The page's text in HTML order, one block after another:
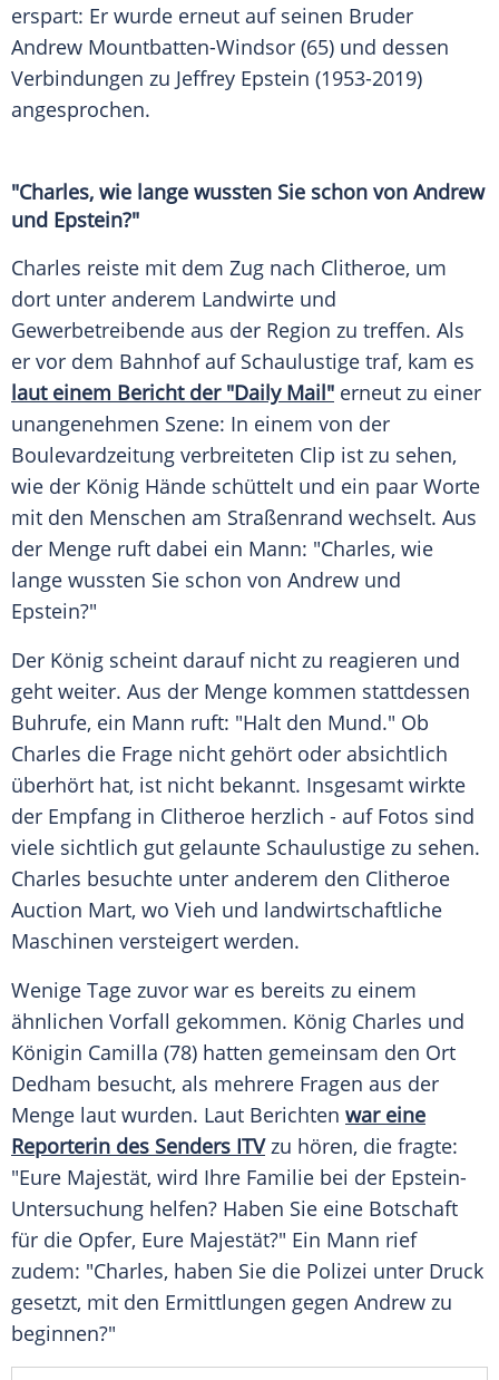
erspart: Er wurde erneut auf seinen Bruder
Andrew Mountbatten-Windsor (65) und dessen
Verbindungen zu Jeffrey Epstein (1953-2019)
angesprochen.
"Charles, wie lange wussten Sie schon von Andrew
und Epstein?"
Charles reiste mit dem Zug nach Clitheroe, um
dort unter anderem Landwirte und
Gewerbetreibende aus der Region zu treffen. Als
er vor dem Bahnhof auf Schaulustige traf, kam es
laut einem Bericht der "Daily Mail" erneut zu einer
unangenehmen Szene: In einem von der
Boulevardzeitung verbreiteten Clip ist zu sehen,
wie der König Hände schüttelt und ein paar Worte
mit den Menschen am Straßenrand wechselt. Aus
der Menge ruft dabei ein Mann: "Charles, wie
lange wussten Sie schon von Andrew und
Epstein?"
Der König scheint darauf nicht zu reagieren und
geht weiter. Aus der Menge kommen stattdessen
Buhrufe, ein Mann ruft: "Halt den Mund." Ob
Charles die Frage nicht gehört oder absichtlich
überhört hat, ist nicht bekannt. Insgesamt wirkte
der Empfang in Clitheroe herzlich - auf Fotos sind
viele sichtlich gut gelaunte Schaulustige zu sehen.
Charles besuchte unter anderem den Clitheroe
Auction Mart, wo Vieh und landwirtschaftliche
Maschinen versteigert werden.
Wenige Tage zuvor war es bereits zu einem
ähnlichen Vorfall gekommen. König Charles und
Königin Camilla (78) hatten gemeinsam den Ort
Dedham besucht, als mehrere Fragen aus der
Menge laut wurden. Laut Berichten war eine
Reporterin des Senders ITVzu hören, die fragte:
"Eure Majestät, wird Ihre Familie bei der Epstein-
Untersuchung helfen? Haben Sie eine Botschaft
für die Opfer, Eure Majestät?" Ein Mann rief
zudem: "Charles, haben Sie die Polizei unter Druck
gesetzt, mit den Ermittlungen gegen Andrew zu
beginnen?"